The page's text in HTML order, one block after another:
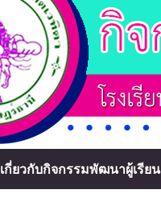
เกี่ยวกับกิจกรรมพัฒนาผู้เรียน